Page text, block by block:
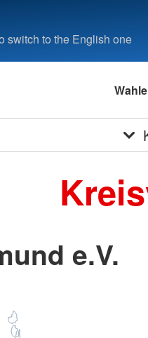
switch to the English one
e.V.